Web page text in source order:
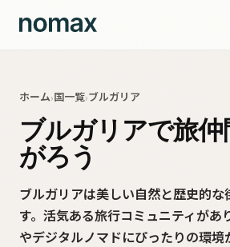
ホーム›国一覧›ブルガリア
ブルガリアで旅
がろう
ブルガリアは美しい自然と歴史的
す。活気ある旅行コミュニティがあ
やデジタルノマドにぴったりの環境